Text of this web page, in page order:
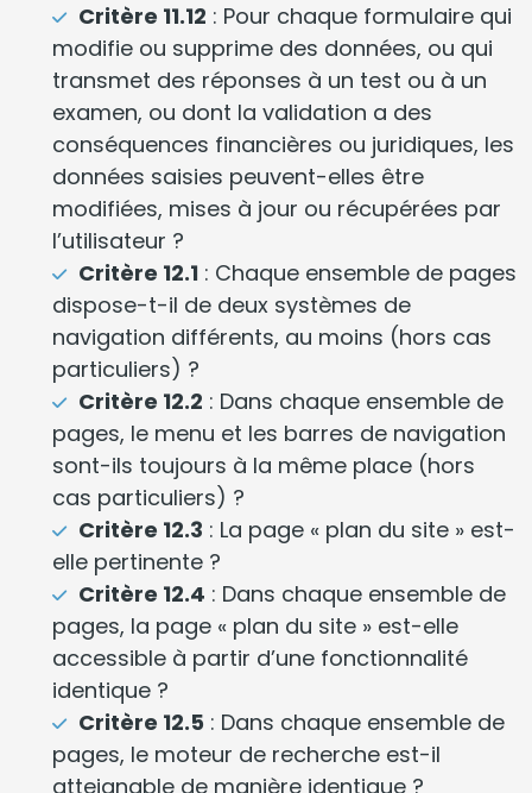
Critère 11.12 : Pour chaque formulaire qui
modifie ou supprime des données, ou qui
transmet des réponses à un test ou à un
examen, ou dont la validation a des
conséquences financières ou juridiques, les
données saisies peuvent-elles être
modifiées, mises à jour ou récupérées par
l’utilisateur ?
Critère 12.1 : Chaque ensemble de pages
dispose-t-il de deux systèmes de
navigation différents, au moins (hors cas
particuliers) ?
Critère 12.2 : Dans chaque ensemble de
pages, le menu et les barres de navigation
sont-ils toujours à la même place (hors
cas particuliers) ?
Critère 12.3 : La page « plan du site » est-
elle pertinente ?
Critère 12.4 : Dans chaque ensemble de
pages, la page « plan du site » est-elle
accessible à partir d’une fonctionnalité
identique ?
Critère 12.5 : Dans chaque ensemble de
pages, le moteur de recherche est-il
atteignable de manière identique ?